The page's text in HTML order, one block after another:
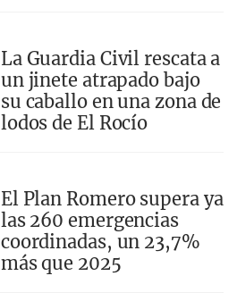
La Guardia Civil rescata a
un jinete atrapado bajo
su caballo en una zona de
lodos de El Rocío
El Plan Romero supera ya
las 260 emergencias
coordinadas, un 23,7%
más que 2025